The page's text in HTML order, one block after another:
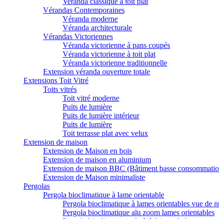
Vérandas Contemporaines
Véranda moderne
Véranda architecturale
Vérandas Victoriennes
Véranda victorienne à pans coupés
Véranda victorienne à toit plat
Véranda victorienne traditionnelle
Extension véranda ouverture totale
Extensions Toit Vitré
Toits vitrés
Toit vitré moderne
Puits de lumière
Puits de lumière intérieur
Puits de lumière
Toit terrasse plat avec velux
Extension de maison
Extension de Maison en bois
Extension de maison en aluminium
Extension de maison BBC (Bâtiment basse
Extension de Maison minimaliste
Pergolas
Pergola bioclimatique à lame orientable
Pergola bioclimatique à lames orientables vue de
Pergola bioclimatique alu zoom lames orientables